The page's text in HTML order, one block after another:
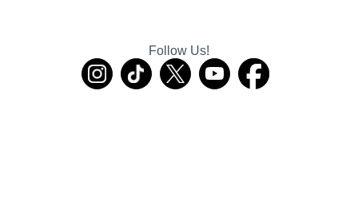
Follow Us!